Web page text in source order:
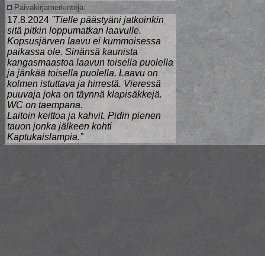
Päiväkirjamerkintöjä:
17.8.2024 ”Tielle päästyäni jatkoinkin
sitä pitkin loppumatkan laavulle.
Kopsusjärven laavu ei kummoisessa
paikassa ole. Sinänsä kaunista
kangasmaastoa laavun toisella puolella
ja jänkää toisella puolella. Laavu on
kolmen istuttava ja hirrestä. Vieressä
puuvaja joka on täynnä klapisäkkejä.
WC on taempana.
Laitoin keittoa ja kahvit. Pidin pienen
tauon jonka jälkeen kohti
Kaptukaislampia.”